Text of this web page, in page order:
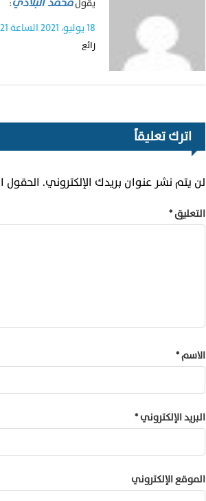
18 يوليو، 2021 الساعة 8:21 م
رائع
اترك تعليقاً
لن يتم نشر عنوان بريدك الإلكتروني. الحقول
التعليق*
الاسم*
البريد الإلكتروني*
الموقع الإلكتروني